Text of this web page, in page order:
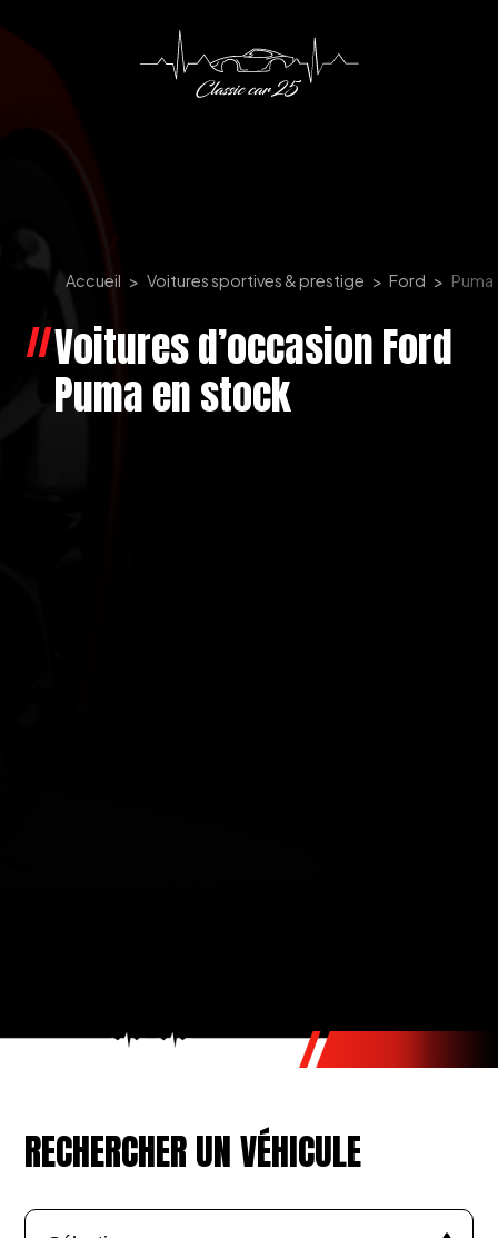
Accueil Voitures sportives & prestige Ford Puma
Voitures d’occasion Ford
Puma en stock
RECHERCHER UN VÉHICULE